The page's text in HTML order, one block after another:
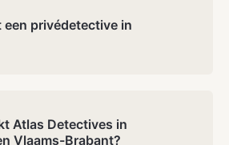
een privédetective in
bespreken wij uw
ontvangt u een transparante
Atlas Detectives in
Vlaams-Brabant?